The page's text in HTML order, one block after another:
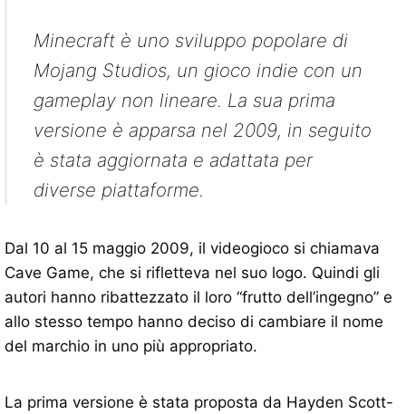
Minecraft è uno sviluppo popolare di
Mojang Studios, un gioco indie con un
gameplay non lineare. La sua prima
versione è apparsa nel 2009, in seguito
è stata aggiornata e adattata per
diverse piattaforme.
Dal 10 al 15 maggio 2009, il videogioco si chiamava
Cave Game, che si rifletteva nel suo logo. Quindi gli
autori hanno ribattezzato il loro “frutto dell’ingegno” e
allo stesso tempo hanno deciso di cambiare il nome
del marchio in uno più appropriato.
La prima versione è stata proposta da Hayden Scott-